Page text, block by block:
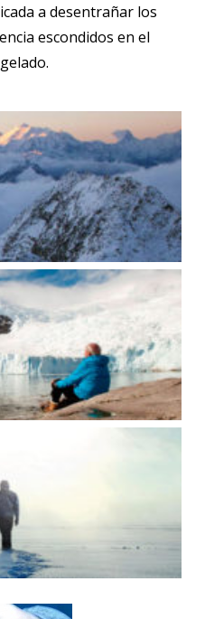
a desentrañar los
escondidos en el